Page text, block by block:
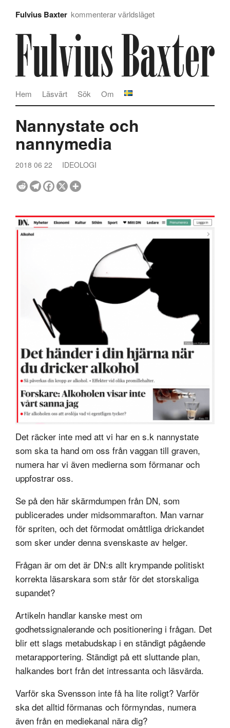
Fulvius Baxter kommenterar världsläget
Om
Sök
Läsvärt
Hem
Nannystate och
nannymedia
2018 06 22 IDEOLOGI
Det räcker inte med att vi har en s.k nannystate
som ska ta hand om oss från vaggan till graven,
numera har vi även medierna som förmanar och
uppfostrar oss.
Se på den här skärmdumpen från DN, som
publicerades under midsommarafton. Man varnar
för spriten, och det förmodat omåttliga drickandet
som sker under denna svenskaste av helger.
Frågan är om det är DN:s allt krympande politiskt
korrekta läsarskara som står för det storskaliga
supandet?
Artikeln handlar kanske mest om
godhetssignalerande och positionering i frågan. Det
blir ett slags metabudskap i en ständigt pågående
metarapportering. Ständigt på ett sluttande plan,
halkandes bort från det intressanta och läsvärda.
Varför ska Svensson inte få ha lite roligt? Varför
ska det alltid förmanas och förmyndas, numera
även från en mediekanal nära dig?